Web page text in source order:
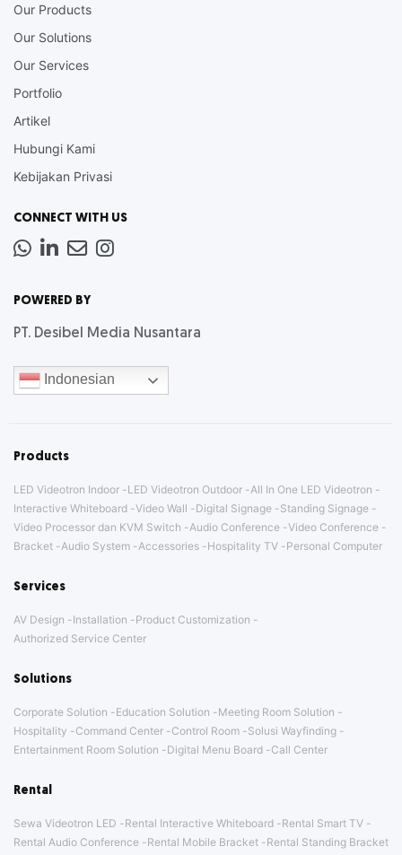
Our Products
Our Solutions
Our Services
Portfolio
Artikel
Hubungi Kami
Kebijakan Privasi
CONNECT WITH US
Whatsapp
LinkedIn
NewsInstagram
POWERED BY
PT. Desibel Media Nusantara
Indonesian
Products
LED Videotron Indoor LED Videotron Outdoor
All In One LED Videotron
Interactive Whiteboard Video Wall Digital Signage
Standing Signage
Video Processor dan KVM Switch
Audio Conference Video Conference
Bracket
Audio System Accessories Hospitality TV Personal Computer
Services
AV Design Installation
Product Customization
Authorized Service Center
Solutions
Corporate Solution Education Solution
Meeting Room Solution
Hospitality
Command Center Control Room
Solusi Wayfinding
Entertainment Room Solution
Digital Menu Board Call Center
Rental
Sewa Videotron LED Rental Interactive Whiteboard
Rental Smart TV
Rental Audio Conference
Rental Mobile Bracket Rental Standing Bracket